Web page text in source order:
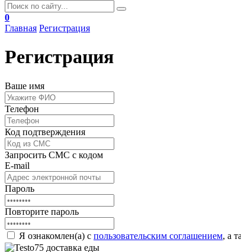
0
Главная Регистрация
Регистрация
Ваше имя
Телефон
Код подтверждения
Запросить СМС с кодом
E-mail
Пароль
Повторите пароль
Я ознакомлен(а) с пользовательским соглашением, а